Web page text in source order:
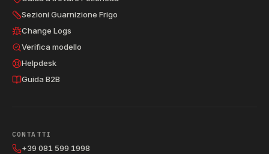
Sezioni Guarnizione Frigo
Change Logs
Verifica modello
Helpdesk
Guida B2B
CONTATTI
+39 081 599 1998